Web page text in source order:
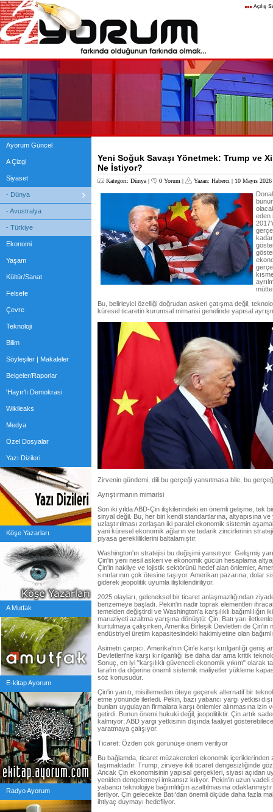
Ayorum Güncel
A Çizgi
Siyaset
- Dünya
- Avustralya
- Türkiye
Ekonomi
Yaşam
Kültür/Sanat
Felsefe
Çevre
Teknoloji
Bilim
Söyleşiler | Makaleler
Belgeler/Raporlar
'Hayır'lı Demokrasi
Wikileaks
Medya
Özel Dosyalar
Yazı Dizileri
Köşe Yazarları
A Mutfak
E-kitap Ayorum
Radyo Ayorum
Yeni Soğuk Savaşı Yönetmek: Trump ve
Ne İstiyor?
Kategori: Dünya | 0 Yorum | Yazan: Haberci | 10 Mayıs
eden
Bu, belirleyici özelliği doğrudan askeri çatışma değil,
küresel ticaretin kurumsal mimarisi genelinde yapısal
Zirvenin gündemi, dili bu gerçeği yansıtmasa bile, bu
Ayrıştırmanın mimarisi
Son iki yılda ABD-Çin ilişkilerindeki en önemli gelişme, tek
sinyal değil. Bu, her biri kendi standartlarına, altyapısına
uzlaştırılması zorlaşan iki paralel ekonomik sistemin
yani küresel ekonomik ağların ve tedarik zincirlerinin
piyasa gerekliliklerini baltalamıştır.
Washington'ın stratejisi bu değişimi yansıtıyor. Gelişmiş
Çin'in yeni nesil askeri ve ekonomik gücün hesaplama
Çin'in nakliye ve lojistik sektörünü hedef alan önlemler,
sınırlarının çok ötesine taşıyor. Amerikan pazarına, dolar
giderek jeopolitik uyumla ilişkilendiriliyor.
2025 olayları, geleneksel bir ticaret anlaşmazlığından
benzemeye başladı. Pekin'in nadir toprak elementleri
temelden değiştirdi ve Washington'a karşılıklı bağımlılığın
maruziyeti azaltma yarışına dönüştü: Çin, Batı yarı
kurtulmaya çalışırken, Amerika Birleşik Devletleri de Çin'in
endüstriyel üretim kapasitesindeki hakimiyetine olan
Asimetri çarpıcı. Amerika'nın Çin'e karşı kırılganlığı
Devletleri'ne karşı kırılganlığı ise daha dar ama kritik
Sonuç, en iyi "karşılıklı güvenceli ekonomik yıkım" olarak
tarafın da diğerine önemli sistemik maliyetler yükleme
söz konusudur.
Çin'in yanıtı, misillemeden öteye geçerek alternatif bir
etme yönünde ilerledi. Pekin, bazı yabancı yargı yetkisi
bunları uygulayan firmalara karşı önlemler alınmasına izin
getirdi. Bunun önemi hukuki değil, jeopolitiktir. Çin artık
kalmıyor; ABD yargı yetkisinin dışında faaliyet
yaratmaya çalışıyor.
Ticaret: Özden çok görünüşe önem veriliyor
Bu bağlamda, ticaret müzakereleri ekonomik içeriklerinden
taşımaktadır. Trump, zirveye ikili ticaret dengesizliğinde
Ancak Çin ekonomisinin yapısal gerçekleri, siyasi açıdan
yeniden dengelemeyi imkansız kılıyor. Pekin'in uzun
yabancı teknolojiye bağımlılığın azaltılmasına
ilerliyor. Çin gelecekte Batı'dan önemli ölçüde daha fazla
ihtiyaç duymayı hedefliyor.